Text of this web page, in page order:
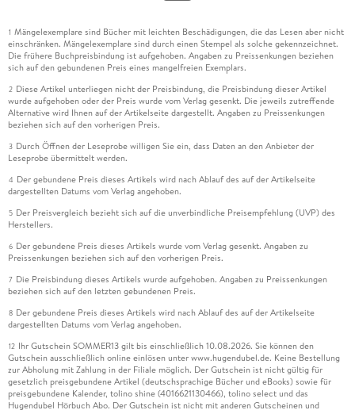
1 Mängelexemplare sind Bücher mit leichten Beschädigungen, die das Lesen aber nicht
einschränken. Mängelexemplare sind durch einen Stempel als solche gekennzeichnet.
Die frühere Buchpreisbindung ist aufgehoben. Angaben zu Preissenkungen beziehen
sich auf den gebundenen Preis eines mangelfreien Exemplars.
2 Diese Artikel unterliegen nicht der Preisbindung, die Preisbindung dieser Artikel
wurde aufgehoben oder der Preis wurde vom Verlag gesenkt. Die jeweils zutreffende
Alternative wird Ihnen auf der Artikelseite dargestellt. Angaben zu Preissenkungen
beziehen sich auf den vorherigen Preis.
3 Durch Öffnen der Leseprobe willigen Sie ein, dass Daten an den Anbieter der
Leseprobe übermittelt werden.
4 Der gebundene Preis dieses Artikels wird nach Ablauf des auf der Artikelseite
dargestellten Datums vom Verlag angehoben.
5 Der Preisvergleich bezieht sich auf die unverbindliche Preisempfehlung (UVP) des
Herstellers.
6 Der gebundene Preis dieses Artikels wurde vom Verlag gesenkt. Angaben zu
Preissenkungen beziehen sich auf den vorherigen Preis.
7 Die Preisbindung dieses Artikels wurde aufgehoben. Angaben zu Preissenkungen
beziehen sich auf den letzten gebundenen Preis.
8 Der gebundene Preis dieses Artikels wird nach Ablauf des auf der Artikelseite
dargestellten Datums vom Verlag angehoben.
12 Ihr Gutschein SOMMER13 gilt bis einschließlich 10.08.2026. Sie können den
Gutschein ausschließlich online einlösen unter www.hugendubel.de. Keine Bestellung
zur Abholung mit Zahlung in der Filiale möglich. Der Gutschein ist nicht gültig für
gesetzlich preisgebundene Artikel (deutschsprachige Bücher und eBooks) sowie für
preisgebundene Kalender, tolino shine (4016621130466), tolino select und das
Hugendubel Hörbuch Abo. Der Gutschein ist nicht mit anderen Gutscheinen und